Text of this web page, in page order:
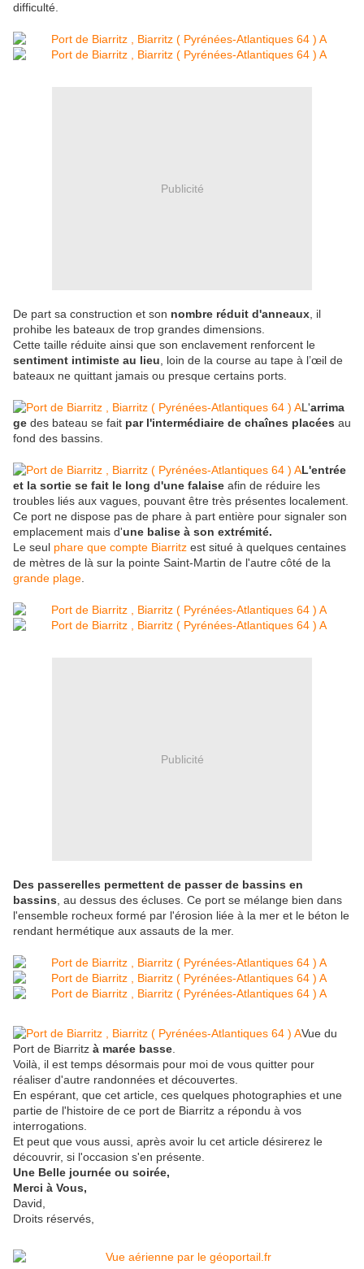
difficulté.
Publicité
De part sa construction et son nombre réduit d'anneaux , il
prohibe les bateaux de trop grandes dimensions.
Cette taille réduite ainsi que son enclavement renforcent le
sentiment intimiste au lieu , loin de la course au tape à l’œil de
bateaux ne quittant jamais ou presque certains ports.
L'arrima
ge des bateau se fait par l'intermédiaire de chaînes placées au
fond des bassins.
L'entrée
et la sortie se fait le long d'une falaise afin de réduire les
troubles liés aux vagues, pouvant être très présentes localement.
Ce port ne dispose pas de phare à part entière pour signaler son
emplacement mais d'une balise à son extrémité.
Le seul phare que compte Biarritz est situé à quelques centaines
de mètres de là sur la pointe Saint-Martin de l'autre côté de la
grande plage
Publicité
Des passerelles permettent de passer de bassins en
bassins , au dessus des écluses. Ce port se mélange bien dans
l'ensemble rocheux formé par l'érosion liée à la mer et le béton le
rendant hermétique aux assauts de la mer.
Vue du
Port de Biarritz à marée basse
Voilà, il est temps désormais pour moi de vous quitter pour
réaliser d'autre randonnées et découvertes.
En espérant, que cet article, ces quelques photographies et une
partie de l'histoire de ce port de Biarritz a répondu à vos
interrogations.
Et peut que vous aussi, après avoir lu cet article désirerez le
découvrir, si l'occasion s'en présente.
Une Belle journée ou soirée,
Merci à Vous,
David,
Droits réservés,